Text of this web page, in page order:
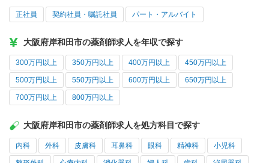
正社員 契約社員・嘱託社員 パート・アルバイト
大阪府岸和田市の薬剤師求人を年収で探す
300万円以上 350万円以上 400万円以上 450万円以上
500万円以上 550万円以上 600万円以上 650万円以上
700万円以上 800万円以上
大阪府岸和田市の薬剤師求人を処方科目で探す
内科 外科 皮膚科 耳鼻科 眼科 精神科 小児科